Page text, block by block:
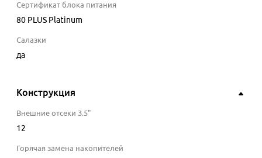
Сертификат блока питания
80 PLUS Platinum
Салазки
да
Конструкция
Внешние отсеки 3.5"
12
Горячая замена накопителей